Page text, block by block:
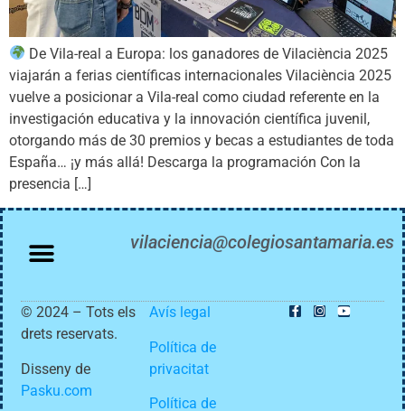
De Vila-real a Europa: los ganadores de Vilaciència 2025
viajarán a ferias científicas internacionales Vilaciència 2025
vuelve a posicionar a Vila-real como ciudad referente en la
investigación educativa y la innovación científica juvenil,
otorgando más de 30 premios y becas a estudiantes de toda
España… ¡y más allá! Descarga la programación Con la
presencia […]
vilaciencia@colegiosantamaria.es
© 2024 – Tots els
drets reservats.
Disseny de
Pasku.com
Avís legal
Política de
privacitat
Política de